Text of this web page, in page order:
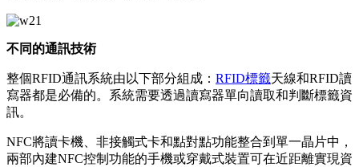
不同的通訊技術
整個RFID通訊系統由以下部分組成： RFID標籤天線和RFID讀
寫器都是必備的。系統需要透過讀寫器單向讀取和判斷標籤資
訊。
NFC將讀卡機、非接觸式卡和點對點功能整合到單一晶片中，
兩部內建NFC控制功能的手機或穿戴式裝置可在近距離實現資